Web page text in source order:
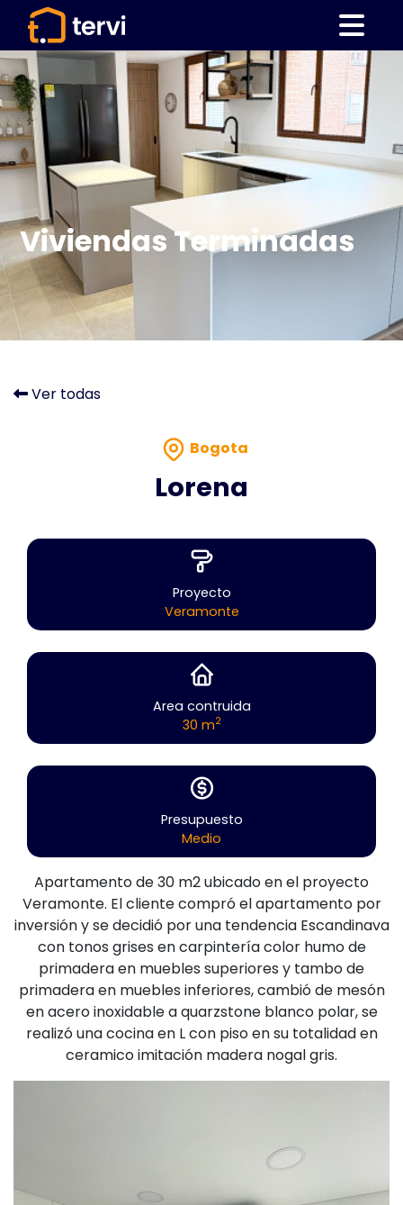
Viviendas Terminadas
Ver todas
Bogota
Lorena
Proyecto
Veramonte
Area contruida
30 m2
Presupuesto
Medio
Apartamento de 30 m2 ubicado en el proyecto
Veramonte. El cliente compró el apartamento por
inversión y se decidió por una tendencia Escandinava
con tonos grises en carpintería color humo de
primadera en muebles superiores y tambo de
primadera en muebles inferiores, cambió de mesón
en acero inoxidable a quarzstone blanco polar, se
realizó una cocina en L con piso en su totalidad en
ceramico imitación madera nogal gris.